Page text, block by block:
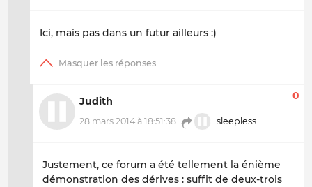
Ici, mais pas dans un futur ailleurs :)
Judith
28 mars 2014 à 18:51:38 sleepless
0
Justement, ce forum a été tellement la énième
démonstration des dérives : suffit de deux-trois